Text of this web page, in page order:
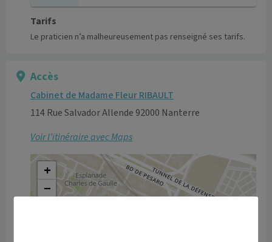
Tarifs
Le praticien n’a malheureusement pas renseigné ses tarifs.
Accès
Cabinet de Madame Fleur RIBAULT
114 Rue Salvador Allende 92000 Nanterre
Voir l’itinéraire avec Maps
+
−